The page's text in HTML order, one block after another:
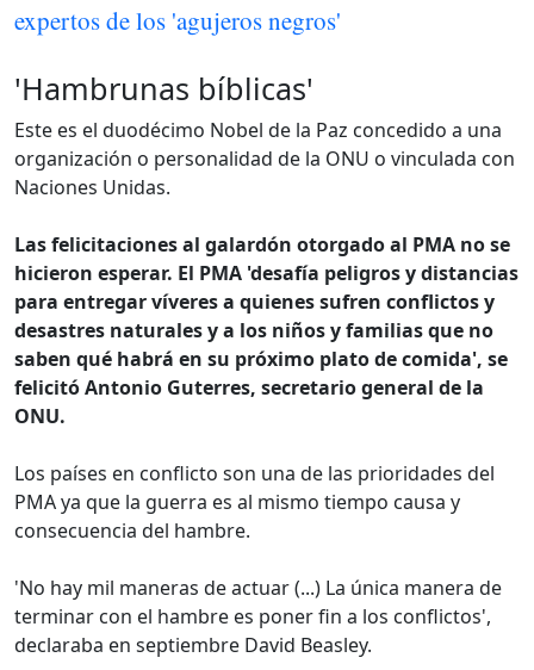
expertos de los 'agujeros negros'
'Hambrunas bíblicas'
Este es el duodécimo Nobel de la Paz concedido a una
organización o personalidad de la ONU o vinculada con
Naciones Unidas.
Las felicitaciones al galardón otorgado al PMA no se
hicieron esperar. El PMA 'desafía peligros y distancias
para entregar víveres a quienes sufren conflictos y
desastres naturales y a los niños y familias que no
saben qué habrá en su próximo plato de comida', se
felicitó Antonio Guterres, secretario general de la
ONU.
Los países en conflicto son una de las prioridades del
PMA ya que la guerra es al mismo tiempo causa y
consecuencia del hambre.
'No hay mil maneras de actuar (...) La única manera de
terminar con el hambre es poner fin a los conflictos',
declaraba en septiembre David Beasley.